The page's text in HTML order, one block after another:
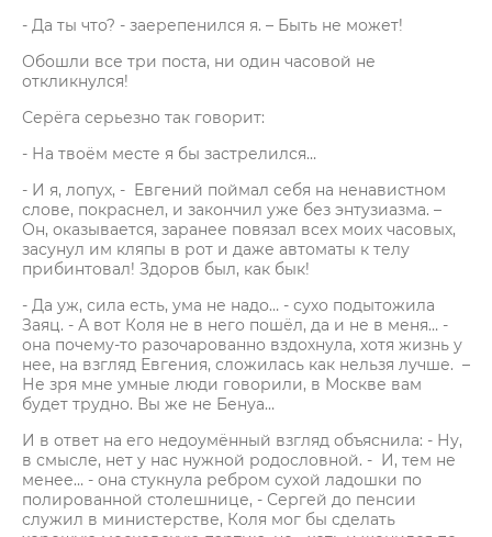
- Да ты что? - заерепенился я. – Быть не может!
Обошли все три поста, ни один часовой не
откликнулся!
Серёга серьезно так говорит:
- На твоём месте я бы застрелился…
- И я, лопух, - Евгений поймал себя на ненавистном
слове, покраснел, и закончил уже без энтузиазма. –
Он, оказывается, заранее повязал всех моих часовых,
засунул им кляпы в рот и даже автоматы к телу
прибинтовал! Здоров был, как бык!
- Да уж, сила есть, ума не надо… - сухо подытожила
Заяц. - А вот Коля не в него пошёл, да и не в меня… -
она почему-то разочарованно вздохнула, хотя жизнь у
нее, на взгляд Евгения, сложилась как нельзя лучше. –
Не зря мне умные люди говорили, в Москве вам
будет трудно. Вы же не Бенуа…
И в ответ на его недоумённый взгляд объяснила: - Ну,
в смысле, нет у нас нужной родословной. - И, тем не
менее… - она стукнула ребром сухой ладошки по
полированной столешнице, - Сергей до пенсии
служил в министерстве, Коля мог бы сделать